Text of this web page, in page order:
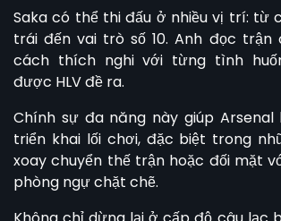
Saka có thể thi đấu ở nhiều vị trí: từ
trái đến vai trò số 10. Anh đọc trận
cách thích nghi với từng tình
được HLV đề ra.
Chính sự đa năng này giúp
triển khai lối chơi, đặc biệt trong
xoay chuyển thế trận hoặc đối mặt
phòng ngự chặt chẽ.